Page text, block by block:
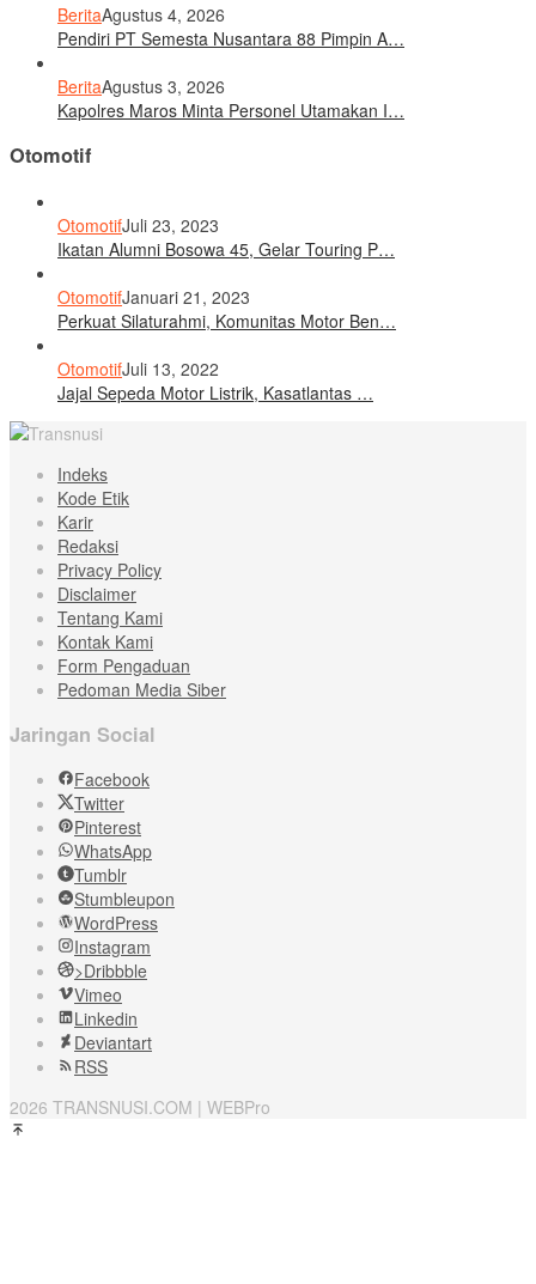
BeritaAgustus 4, 2026
Pendiri PT Semesta Nusantara 88 Pimpin A…
BeritaAgustus 3, 2026
Kapolres Maros Minta Personel Utamakan I…
Otomotif
OtomotifJuli 23, 2023
Ikatan Alumni Bosowa 45, Gelar Touring P…
OtomotifJanuari 21, 2023
Perkuat Silaturahmi, Komunitas Motor Ben…
OtomotifJuli 13, 2022
Jajal Sepeda Motor Listrik, Kasatlantas …
Indeks
Kode Etik
Karir
Redaksi
Privacy Policy
Disclaimer
Tentang Kami
Kontak Kami
Form Pengaduan
Pedoman Media Siber
Jaringan Social
Facebook
Twitter
Pinterest
WhatsApp
Tumblr
Stumbleupon
WordPress
Instagram
>Dribbble
Vimeo
Linkedin
Deviantart
RSS
2026 TRANSNUSI.COM | WEBPro